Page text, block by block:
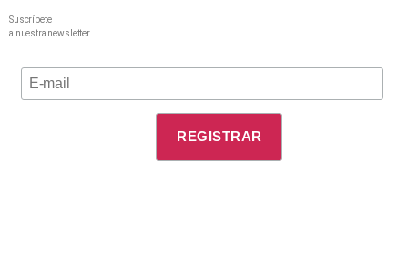
Suscríbete
a nuestra newsletter